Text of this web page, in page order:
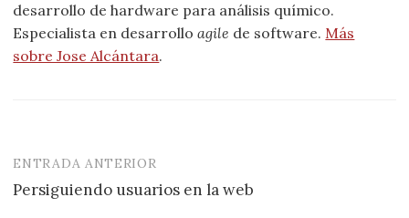
desarrollo de hardware para análisis químico.
Especialista en desarrolloagile de software. Más
sobre Jose Alcántara.
Navegación
de
ENTRADA ANTERIOR
Persiguiendo usuarios en la web